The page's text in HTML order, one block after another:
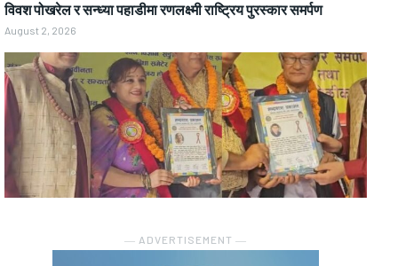
विवश पोखरेल र सन्ध्या पहाडीमा रणलक्ष्मी राष्ट्रिय पुरस्कार समर्पण
August 2, 2026
― ADVERTISEMENT ―